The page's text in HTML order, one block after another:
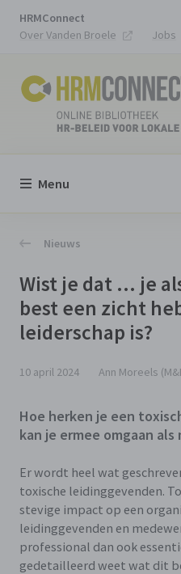
HRMConnect
Over Vanden Broele
Jobs
Menu
Nieuws
Wist je dat ... je
best een zicht
leiderschap is?
10 april 2024 Ann Moreels
Hoe herken je een
kan je ermee omgaan als
Er wordt heel wat
toxische leidinggevenden.
stevige impact op een
leidinggevenden en
professional dan ook
gedetailleerd weet wat dit